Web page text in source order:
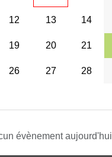
12 13 14
19 20 21
26 27 28
évènement aujourd'hui